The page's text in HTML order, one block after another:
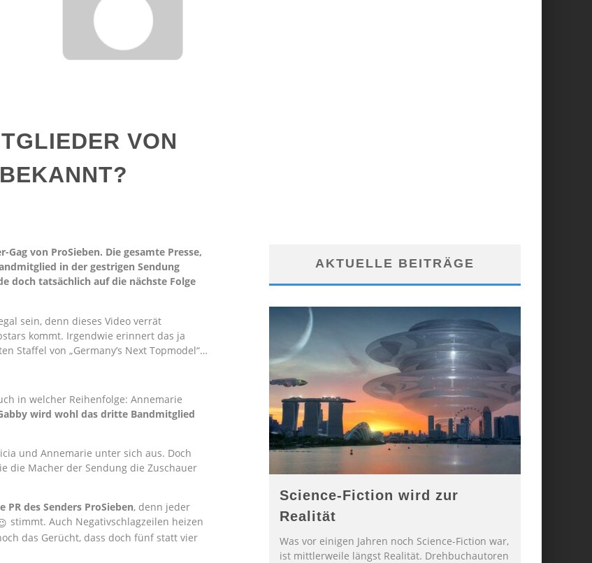
VON
von ProSieben. Die gesamte Presse,
in der gestrigen Sendung
doch tatsächlich auf die nächste Folge
sein, denn dieses Video verrät
kommt. Irgendwie erinnert das ja
Staffel von „Germany’s Next Topmodel“…
in welcher Reihenfolge: Annemarie
wird wohl das dritte Bandmitglied
und Annemarie unter sich aus. Doch
die Macher der Sendung die Zuschauer
PR des Senders ProSieben, denn jeder
stimmt. Auch Negativschlagzeilen heizen
das Gerücht, dass doch fünf statt vier
AKTUELLE BEITRÄGE
Science-Fiction wird zur
Realität
Was vor einigen Jahren noch Science-Fiction war,
ist mittlerweile längst Realität. Drehbuchautoren